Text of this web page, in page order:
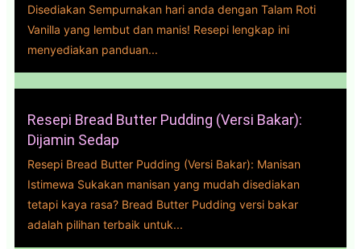
Disediakan Sempurnakan hari anda dengan Talam Roti
Vanilla yang lembut dan manis! Resepi lengkap ini
menyediakan panduan...
Resepi Bread Butter Pudding (Versi Bakar):
Dijamin Sedap
Resepi Bread Butter Pudding (Versi Bakar): Manisan
Istimewa Sukakan manisan yang mudah disediakan
tetapi kaya rasa? Bread Butter Pudding versi bakar
adalah pilihan terbaik untuk...